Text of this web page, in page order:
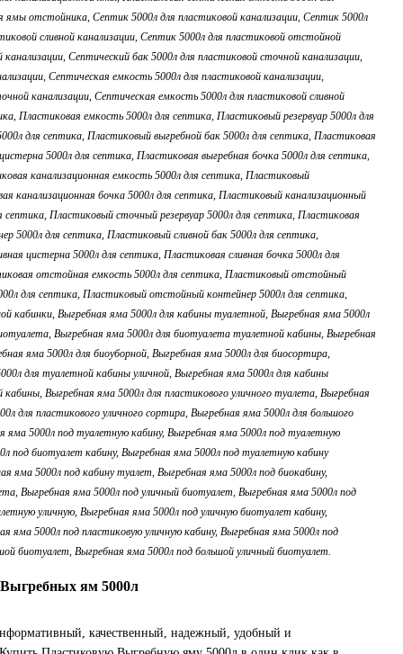
ям 5000л
качественный, надежный, удобный и